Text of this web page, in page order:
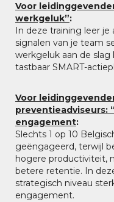
Voor
werkgeluk”:
In deze training leer
signalen van je team
werkgeluk aan de
tastbaar SMART-
Voor
preventieadviseurs:
engagement:
Slechts 1 op 10
geëngageerd, terwijl
hogere productiviteit,
betere retentie. In
strategisch niveau
engagement.